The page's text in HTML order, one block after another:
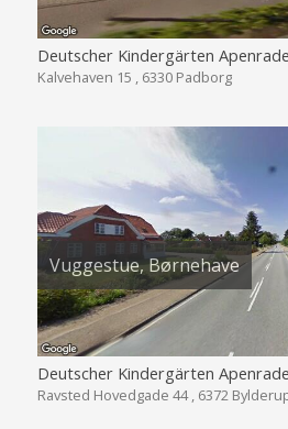
Kalvehaven 15 , 6330 Padborg
Vuggestue, Børnehave
Ravsted Hovedgade 44 , 6372